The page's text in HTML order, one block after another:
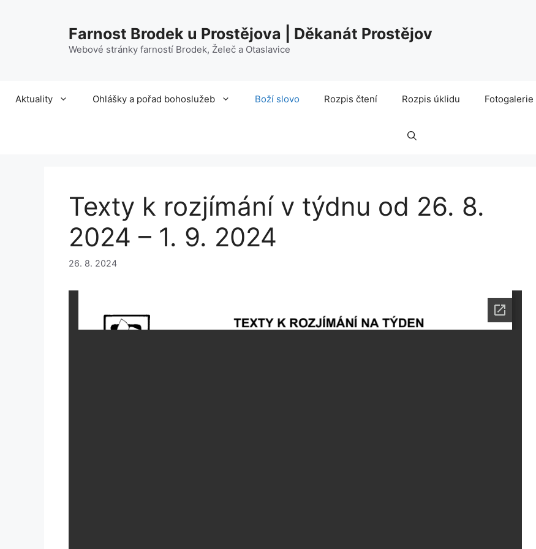
Farnost Brodek u Prostějova | Děkanát Prostějov
Webové stránky farností Brodek, Želeč a Otaslavice
Aktuality Ohlášky a pořad bohoslužeb Boží slovo Rozpis čtení Rozpis úklidu Fotogalerie
Texty k rozjímání v týdnu od 26. 8.
2024 – 1. 9. 2024
26. 8. 2024